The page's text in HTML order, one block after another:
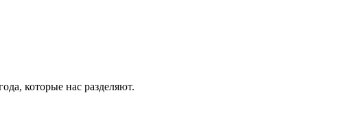
которые нас разделяют.